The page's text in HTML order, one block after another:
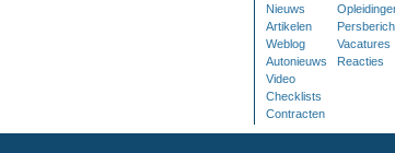
Nieuws
Artikelen
Weblog
Vacatures
Autonieuws
Reacties
Video
Checklists
Contracten